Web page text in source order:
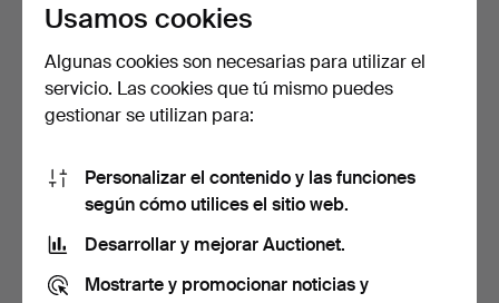
Dos cerrajeros de
porcelana china, siglo X…
Subastado 22 may 2025
32 USD
Un jarrón de celadón chino,
Subastado 13 may 2025
69 USD
Usamos cookies
Algunas cookies son necesarias para utilizar el
servicio. Las cookies que tú mismo puedes
gestionar se utilizan para:
Personalizar el contenido y las funciones
según cómo utilices el sitio web.
Desarrollar y mejorar Auctionet.
Mostrarte y promocionar noticias y